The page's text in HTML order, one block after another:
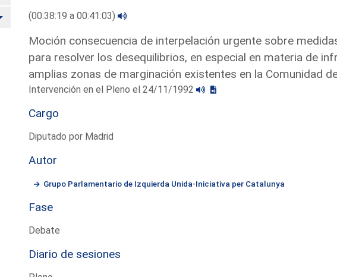
Alternar(00:38:19 a 00:41:03)
Moción consecuencia de interpelación urgente sobre
para resolver los desequilibrios, en especial en materia de
amplias zonas de marginación existentes en la Comunidad
Intervención en el Pleno el 24/11/1992
Cargo
Diputado por Madrid
Autor
Grupo Parlamentario de Izquierda Unida-Iniciativa per Catalunya
Fase
Debate
Diario de sesiones